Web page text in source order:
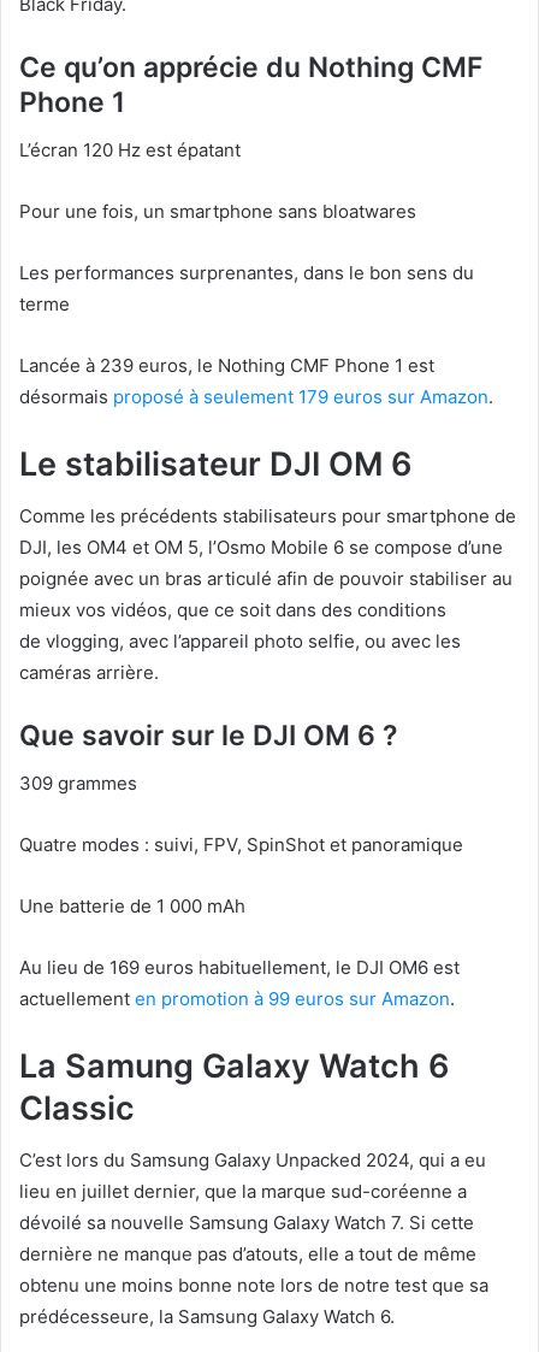
Black Friday.
Ce qu’on apprécie du Nothing CMF
Phone 1
L’écran 120 Hz est épatant
Pour une fois, un smartphone sans bloatwares
Les performances surprenantes, dans le bon sens du
terme
Lancée à 239 euros, le Nothing CMF Phone 1 est
désormais proposé à seulement 179 euros sur Amazon.
Le stabilisateur DJI OM 6
Comme les précédents stabilisateurs pour smartphone de
DJI, les OM4 et OM 5, l’Osmo Mobile 6 se compose d’une
poignée avec un bras articulé afin de pouvoir stabiliser au
mieux vos vidéos, que ce soit dans des conditions
de vlogging, avec l’appareil photo selfie, ou avec les
caméras arrière.
Que savoir sur le DJI OM 6 ?
309 grammes
Quatre modes : suivi, FPV, SpinShot et panoramique
Une batterie de 1 000 mAh
Au lieu de 169 euros habituellement, le DJI OM6 est
actuellement en promotion à 99 euros sur Amazon.
La Samung Galaxy Watch 6
Classic
C’est lors du Samsung Galaxy Unpacked 2024, qui a eu
lieu en juillet dernier, que la marque sud-coréenne a
dévoilé sa nouvelle Samsung Galaxy Watch 7. Si cette
dernière ne manque pas d’atouts, elle a tout de même
obtenu une moins bonne note lors de notre test que sa
prédécesseure, la Samsung Galaxy Watch 6.